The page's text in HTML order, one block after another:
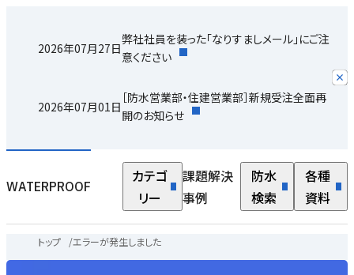
2026年07月27日
弊社社員を装った「なりすましメール」にご注
意ください
2026年07月01日
［防水営業部・住建営業部］新規受注全面再
開のお知らせ
WATERPROOF
カテゴ
リー
課題解決
事例
防水
検索
各種
資料
トップ /エラーが発生しました